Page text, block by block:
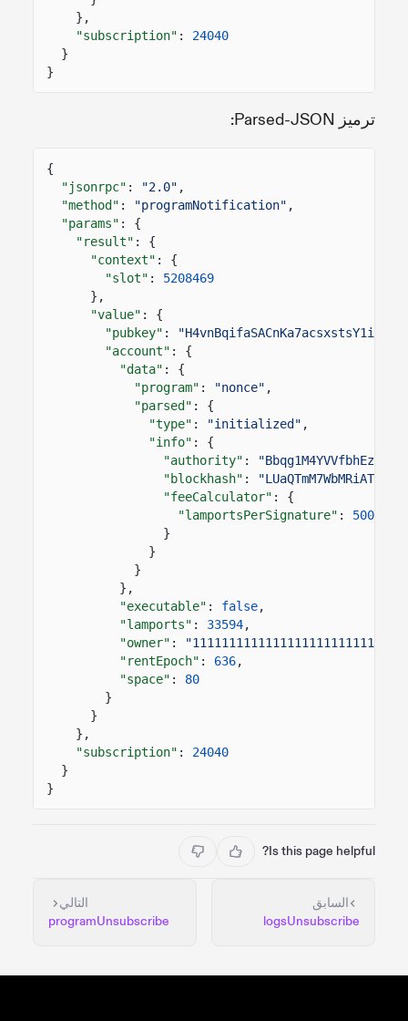
},
"subscription" :
24040
}
}
ترميز Parsed-JSON:
{
"jsonrpc" : "2.0" ,
"method" : "programNotification" ,
"params" : {
"result" : {
"context" : {
"slot" :
5208469
},
"value" : {
"pubkey" :
"account" : {
"data" : {
"program" : "nonce" ,
"parsed" : {
"type" : "initialized" ,
"info" : {
"authority" :
"blockhash" :
"feeCalculator" : {
"lamportsPerSignature" :
5000
}
}
}
},
"executable" : false,
"lamports" : 33594,
"owner" :
"rentEpoch" : 636,
"space" :
80
}
}
},
"subscription" :
24040
}
}
Is this page helpful?
السابق
logsUnsubscribe
التالي
programUnsubscribe